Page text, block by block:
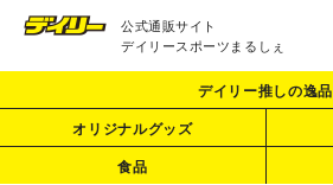
公式通販サイト
デイリースポーツまるしぇ
デイリー推しの逸品
オリジナルグッズ
食品